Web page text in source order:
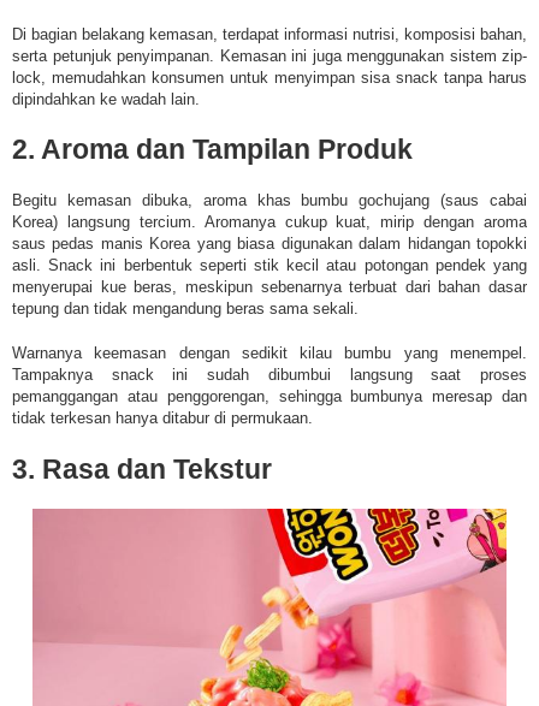
Di bagian belakang kemasan, terdapat informasi nutrisi, komposisi bahan,
serta petunjuk penyimpanan. Kemasan ini juga menggunakan sistem zip-
lock, memudahkan konsumen untuk menyimpan sisa snack tanpa harus
dipindahkan ke wadah lain.
2. Aroma dan Tampilan Produk
Begitu kemasan dibuka, aroma khas bumbu gochujang (saus cabai
Korea) langsung tercium. Aromanya cukup kuat, mirip dengan aroma
saus pedas manis Korea yang biasa digunakan dalam hidangan topokki
asli. Snack ini berbentuk seperti stik kecil atau potongan pendek yang
menyerupai kue beras, meskipun sebenarnya terbuat dari bahan dasar
tepung dan tidak mengandung beras sama sekali.
Warnanya keemasan dengan sedikit kilau bumbu yang menempel.
Tampaknya snack ini sudah dibumbui langsung saat proses
pemanggangan atau penggorengan, sehingga bumbunya meresap dan
tidak terkesan hanya ditabur di permukaan.
3. Rasa dan Tekstur